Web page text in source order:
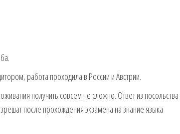
работа проходила в России и Австрии.
получить совсем не сложно. Ответ из посольства
после прохождения экзамена на знание языка